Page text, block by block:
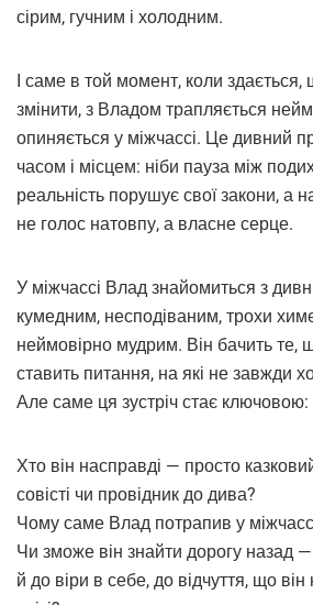
сірим, гучним і холодним.
І саме в той момент, коли здається,
змінити, з Владом трапляється
опиняється у міжчассі. Це дивний
часом і місцем: ніби пауза між
реальність порушує свої закони, а
не голос натовпу, а власне серце.
У міжчассі Влад знайомиться з
кумедним, несподіваним, трохи
неймовірно мудрим. Він бачить те,
ставить питання, на які не завжди
Але саме ця зустріч стає ключовою:
Хто він насправді — просто
совісті чи провідник до дива?
Чому саме Влад потрапив у
Чи зможе він знайти дорогу назад
й до віри в себе, до відчуття, що